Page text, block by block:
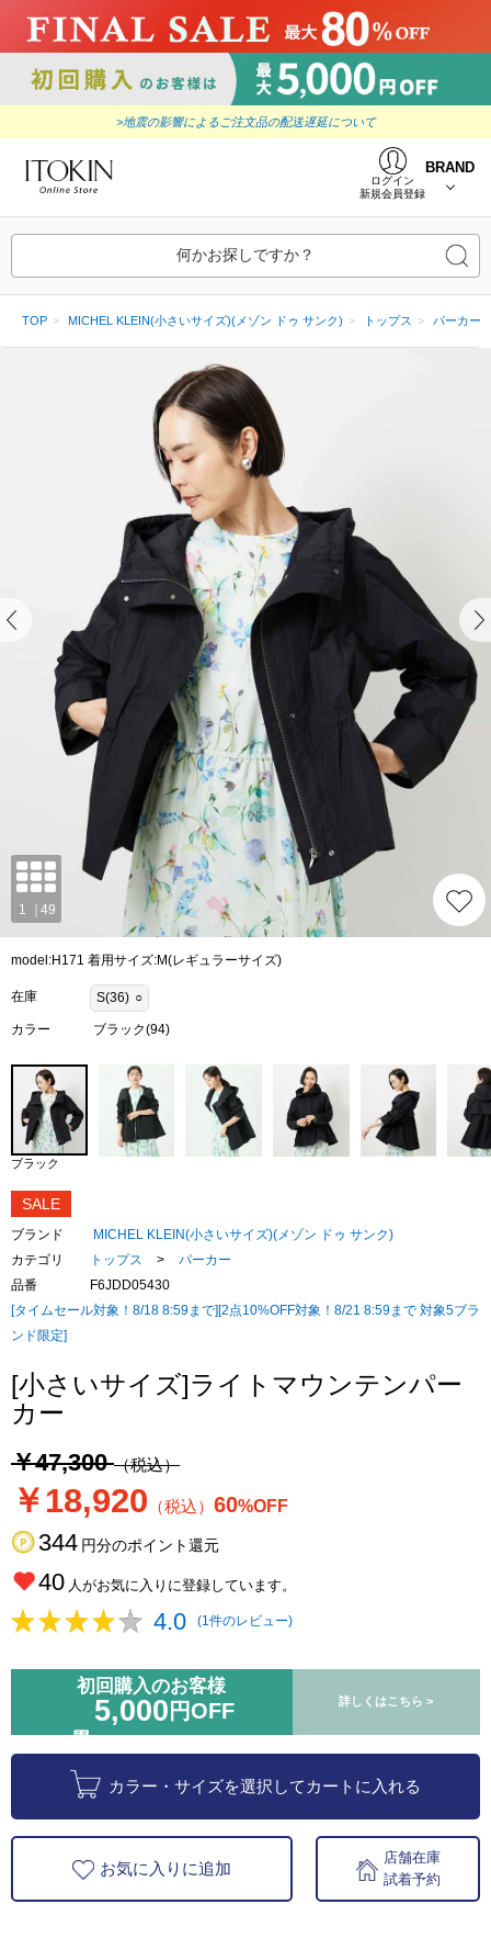
>地震の影響によるご注文品の配送遅延について
ログイン
新規会員登録
BRAND
何かお探しですか？
TOP MICHEL KLEIN(小さいサイズ)(メゾン ドゥ サンク) トップス パーカー
model:H171 着用サイズ:M(レギュラーサイズ)
在庫 S(36) ○
カラー ブラック(94)
ブラック
SALE
ブランド
MICHEL KLEIN(小さいサイズ)(メゾン ドゥ サンク)
カテゴリ
トップス >
パーカー
品番
F6JDD05430
[タイムセール対象！8/18 8:59まで][2点10%OFF対象！8/21 8:59まで 対象5ブラ
ンド限定]
[小さいサイズ]ライトマウンテンパー
カー
￥47,300（税込）
￥18,920 （税込） 60%OFF
344 円分のポイント還元
40 人がお気に入りに登録しています。
4.0 (1件のレビュー)
初回購入のお客様
5,000 円OFF 詳しくはこちら >
カラー・サイズを選択してカートに入れる
お気に入りに追加
店舗在庫
試着予約